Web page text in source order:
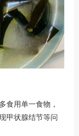
食用单一食物，
甲状腺结节等问